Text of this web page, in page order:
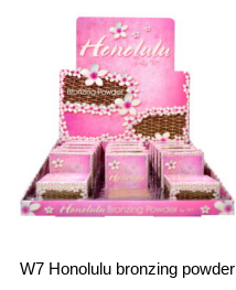
W7 Honolulu bronzing powder